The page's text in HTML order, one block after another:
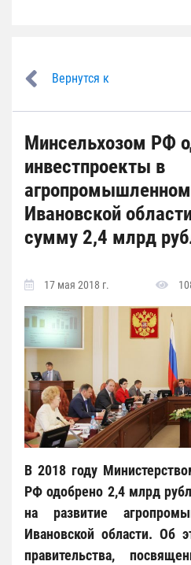
Вернутся к
Минсельхозом РФ
инвестпроекты в
Ивановской
сумму 2,4 млрд
17 мая 2018 г.
В 2018 году
РФ одобрено 2,4 млрд
на развитие
Ивановской области. Об
правительства,